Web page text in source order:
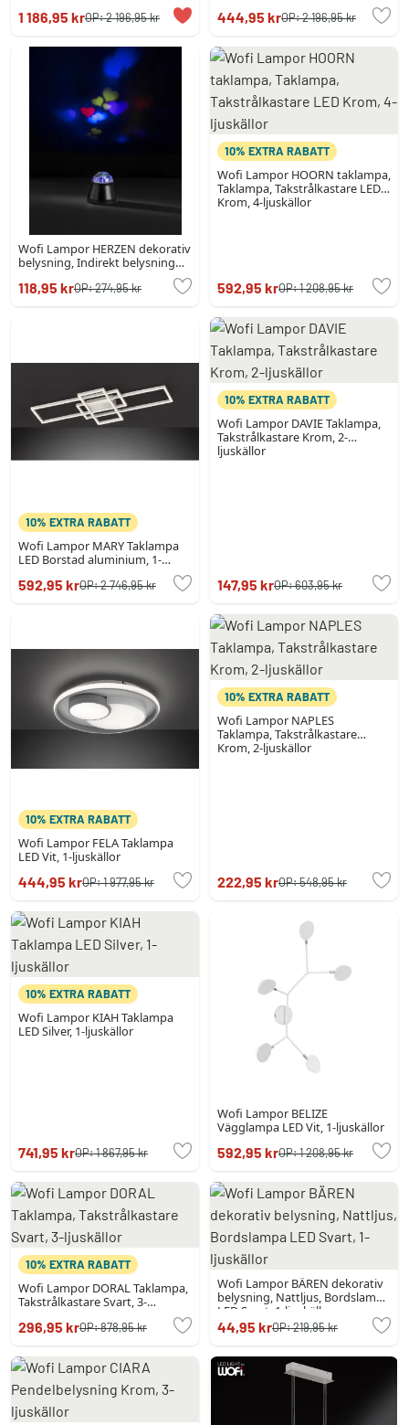
1 186,95 krOP:2 196,95 kr 444,95 krOP:2 196,95 kr
Wofi Lampor HERZEN dekorativ
belysning, Indirekt belysning
118,95 krOP:274,95 kr
10% EXTRA RABATT
Wofi Lampor HOORN taklampa,
Taklampa, Takstrålkastare LED
Krom, 4-ljuskällor
592,95 krOP:1 208,95 kr
10% EXTRA RABATT
Wofi Lampor MARY Taklampa
LED Borstad aluminium, 1-
592,95 krOP:2 746,95 kr
10% EXTRA RABATT
Wofi Lampor DAVIE Taklampa,
Takstrålkastare Krom, 2-
ljuskällor
147,95 krOP:603,95 kr
10% EXTRA RABATT
Wofi Lampor FELA Taklampa
LED Vit, 1-ljuskällor
444,95 krOP:1 977,95 kr
10% EXTRA RABATT
Wofi Lampor NAPLES
Taklampa, Takstrålkastare
Krom, 2-ljuskällor
222,95 krOP:548,95 kr
10% EXTRA RABATT
Wofi Lampor KIAH Taklampa
LED Silver, 1-ljuskällor
741,95 krOP:1 867,95 kr
Wofi Lampor BELIZE
Vägglampa LED Vit, 1-ljuskällor
592,95 krOP:1 208,95 kr
10% EXTRA RABATT
Wofi Lampor DORAL Taklampa,
Takstrålkastare Svart, 3-
296,95 krOP:878,95 kr
Wofi Lampor BÄREN dekorativ
belysning, Nattljus, Bordslampa
LED Svart, 1-ljuskällor
44,95 krOP:219,95 kr